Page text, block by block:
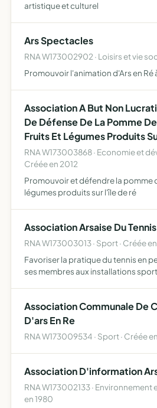
artistique et culturel
Ars Spectacles
RNA W173002902 · Loisirs et vie
Promouvoir l'animation d'Ars en Ré
Association A But Non
De Défense De La Pomme
Fruits Et Légumes Produits
RNA W173003868 · Economie et
Créée en 2012
Promouvoir et défendre la pomme
légumes produits sur l'île de ré
Association Arsaise Du
RNA W173003013 · Sport · Créée
Favoriser la pratique du tennis en
ses membres aux installations
Association Communale De
D'ars En Re
RNA W173009534 · Sport · Créée
Association D'information
RNA W173002133 · Environnement
en 1980